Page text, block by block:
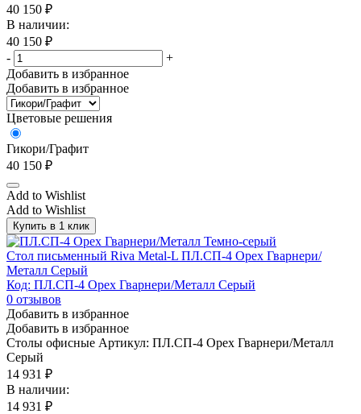
40 150 ₽
В наличии:
40 150 ₽
-
+
Добавить в избранное
Добавить в избранное
Цветовые решения
Гикори/Графит
40 150 ₽
Add to Wishlist
Add to Wishlist
Купить в 1 клик
Стол письменный Riva Metal-L ПЛ.СП-4 Орех Гварнери/
Металл Серый
Код: ПЛ.СП-4 Орех Гварнери/Металл Серый
0 отзывов
Добавить в избранное
Добавить в избранное
Столы офисные Артикул: ПЛ.СП-4 Орех Гварнери/Металл
Серый
14 931 ₽
В наличии:
14 931 ₽